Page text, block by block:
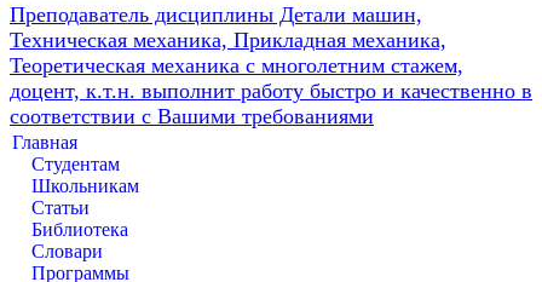
Преподаватель дисциплины Детали машин,
Техническая механика, Прикладная механика,
Теоретическая механика с многолетним стажем,
доцент, к.т.н. выполнит работу быстро и качественно в
соответствии с Вашими требованиями
Главная
Студентам
Школьникам
Статьи
Библиотека
Словари
Программы